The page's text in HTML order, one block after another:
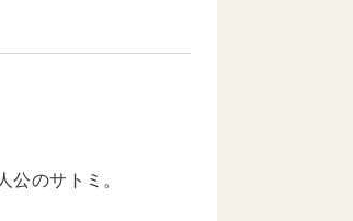
のサトミ。